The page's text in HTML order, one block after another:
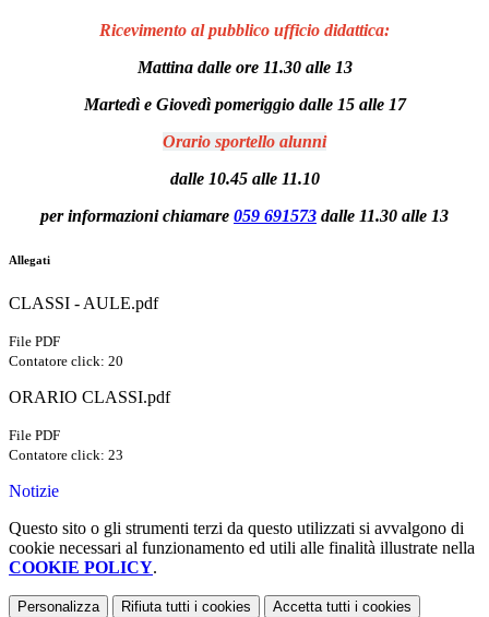
Ricevimento al pubblico ufficio didattica:
Mattina dalle ore 11.30 alle 13
Martedì e Giovedì pomeriggio dalle 15 alle 17
Orario sportello alunni
dalle 10.45 alle 11.10
per informazioni chiamare 059 691573 dalle 11.30 alle 13
Allegati
CLASSI - AULE.pdf
File PDF
Contatore click: 20
ORARIO CLASSI.pdf
File PDF
Contatore click: 23
Notizie
Questo sito o gli strumenti terzi da questo utilizzati si avvalgono di
cookie necessari al funzionamento ed utili alle finalità illustrate nella
COOKIE POLICY.
Personalizza Rifiuta tutti i cookies Accetta tutti i cookies